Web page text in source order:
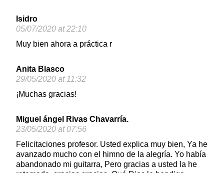
Isidro
05/07/2020 at 22:10
Muy bien ahora a práctica r
Anita Blasco
29/05/2020 at 11:32
¡Muchas gracias!
Miguel ángel Rivas Chavarría.
23/05/2020 at 07:56
Felicitaciones profesor. Usted explica muy bien, Ya he
avanzado mucho con el himno de la alegría. Yo había
abandonado mi guitarra, Pero gracias a usted la he